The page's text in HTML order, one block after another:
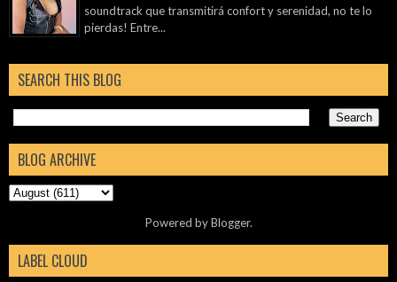
soundtrack que transmitirá confort y serenidad, no te lo
pierdas! Entre...
SEARCH THIS BLOG
BLOG ARCHIVE
Powered byBlogger.
LABEL CLOUD